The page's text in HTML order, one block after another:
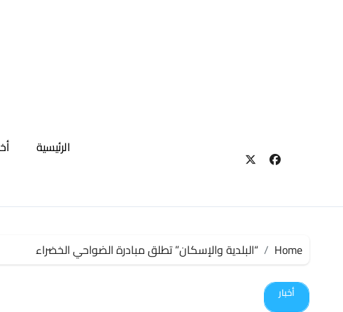
الرئيسية
Home “البلدية والإسكان” تطلق مبادرة الضواحي الخضراء
أخبار